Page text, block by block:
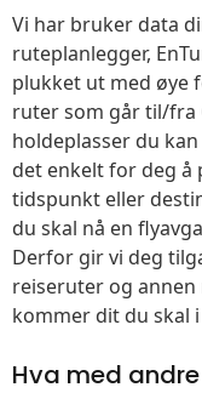
Vi har bruker data
ruteplanlegger,
plukket ut med øye
ruter som går til/fra
holdeplasser du
det enkelt for deg å
tidspunkt eller
du skal nå en
Derfor gir vi deg
reiseruter og
kommer dit du skal
Hva med